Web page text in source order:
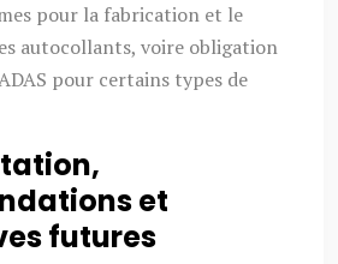
pour la fabrication et le
autocollants, voire obligation
pour certains types de
et
futures